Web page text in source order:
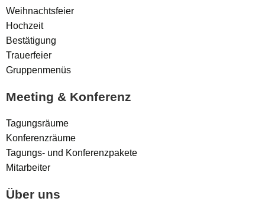
Weihnachtsfeier
Hochzeit
Bestätigung
Trauerfeier
Gruppenmenüs
Meeting & Konferenz
Tagungsräume
Konferenzräume
Tagungs- und Konferenzpakete
Mitarbeiter
Über uns